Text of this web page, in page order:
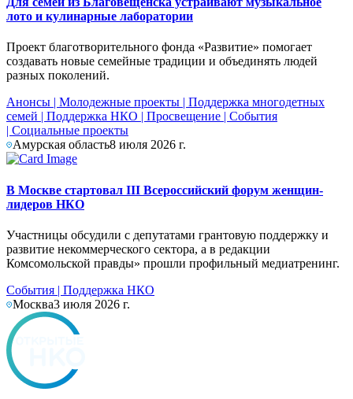
лото и кулинарные лаборатории
Проект благотворительного фонда «Развитие» помогает
создавать новые семейные традиции и объединять людей
разных поколений.
Анонсы | Молодежные проекты | Поддержка многодетных
семей | Поддержка НКО | Просвещение | События
| Социальные проекты
Амурская область8 июля 2026 г.
В Москве стартовал III Всероссийский форум женщин-
лидеров НКО
Участницы обсудили с депутатами грантовую поддержку и
развитие некоммерческого сектора, а в редакции
Комсомольской правды» прошли профильный медиатренинг.
События | Поддержка НКО
Москва3 июля 2026 г.